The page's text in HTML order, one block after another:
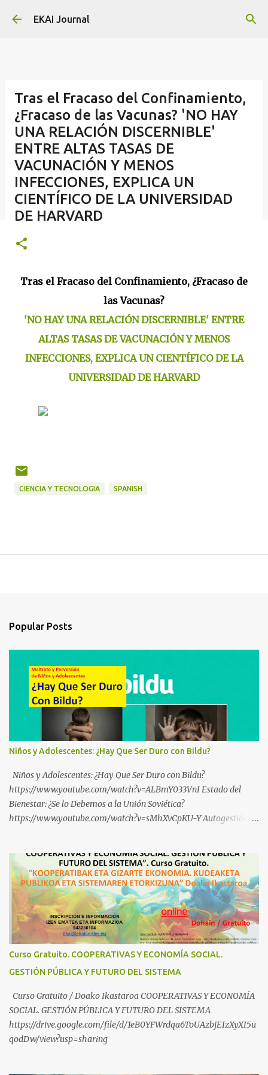
EKAI Journal
Tras el Fracaso del Confinamiento,
¿Fracaso de las Vacunas? 'NO HAY
UNA RELACIÓN DISCERNIBLE'
ENTRE ALTAS TASAS DE
VACUNACIÓN Y MENOS
INFECCIONES, EXPLICA UN
CIENTÍFICO DE LA UNIVERSIDAD
DE HARVARD
Tras el Fracaso del Confinamiento, ¿Fracaso de
las Vacunas?
'NO HAY UNA RELACIÓN DISCERNIBLE' ENTRE
ALTAS TASAS DE VACUNACIÓN Y MENOS
INFECCIONES, EXPLICA UN CIENTÍFICO DE LA
UNIVERSIDAD DE HARVARD
CIENCIA Y TECNOLOGIA SPANISH
Popular Posts
Niños y Adolescentes: ¿Hay Que Ser Duro con Bildu?
Niños y Adolescentes: ¿Hay Que Ser Duro con Bildu?
https://www.youtube.com/watch?v=ALBmY033VnI Estado del
Bienestar: ¿Se lo Debemos a la Unión Soviética?
https://www.youtube.com/watch?v=sMhXvCpKU-Y Autogestión
Industrial https://www.youtube.com/shorts/dGKjgqEvRHk
¿Conoces los nuevos canales de BABESTU? Si quieres hacer algo, o
compartir ideas, para proteger a los niños y adolescentes vascos
frente a abusos y manipulaciones: BABESTUren kanal berriak
ezagutzen dituzu? Euskal haurrak eta nerabeak abusu eta
manipulazioetatik babesteko zerbait egin nahi baduzu, edo ideiak
partekatu nahi badituzu: Telegram :
https://whatsapp.com/channel/0029VbBW56k0LKZJWzQyoE1T
SÍGUENOS EN YOUTUBE: https://www.youtube.com/@ekaicenter?
sub_confirmation=1
Curso Gratuito. COOPERATIVAS Y ECONOMÍA SOCIAL.
GESTIÓN PÚBLICA Y FUTURO DEL SISTEMA
Curso Gratuito / Doako Ikastaroa COOPERATIVAS Y ECONOMÍA
SOCIAL. GESTIÓN PÚBLICA Y FUTURO DEL SISTEMA
https://drive.google.com/file/d/1eB0YFWrdqa6ToUAzbjEIzXyXI5u
qodDw/view?usp=sharing